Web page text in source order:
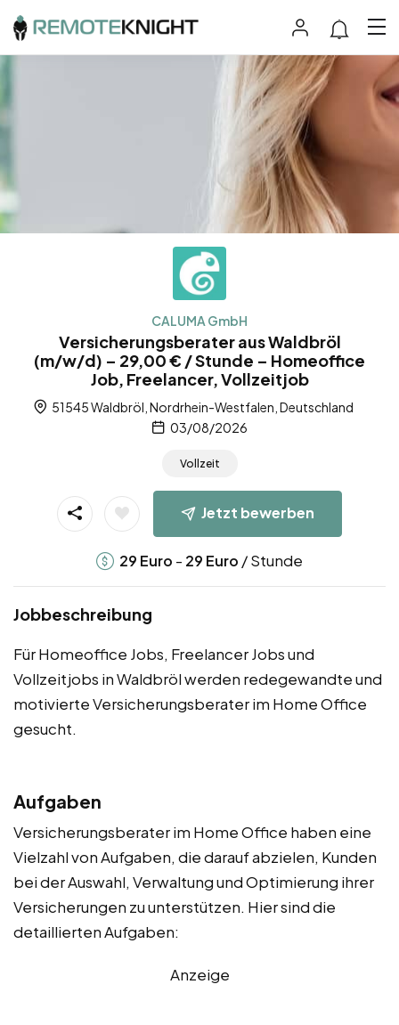
CALUMA GmbH
Versicherungsberater aus Waldbröl
(m/w/d) – 29,00 € / Stunde – Homeoffice
Job, Freelancer, Vollzeitjob
51545 Waldbröl, Nordrhein-Westfalen, Deutschland
03/08/2026
Vollzeit
Jetzt bewerben
29 Euro - 29 Euro / Stunde
Jobbeschreibung
Für Homeoffice Jobs, Freelancer Jobs und
Vollzeitjobs in Waldbröl werden redegewandte und
motivierte Versicherungsberater im Home Office
gesucht.
Aufgaben
Versicherungsberater im Home Office haben eine
Vielzahl von Aufgaben, die darauf abzielen, Kunden
bei der Auswahl, Verwaltung und Optimierung ihrer
Versicherungen zu unterstützen. Hier sind die
detaillierten Aufgaben:
Anzeige